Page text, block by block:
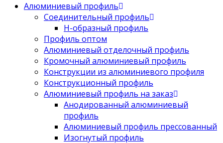
Алюминиевый профиль
Соединительный профиль
Н-образный профиль
Профиль оптом
Алюминиевый отделочный профиль
Кромочный алюминиевый профиль
Конструкции из алюминиевого профиля
Конструкционный профиль
Алюминиевый профиль на заказ
Анодированный алюминиевый
профиль
Алюминиевый профиль прессованный
Изогнутый профиль